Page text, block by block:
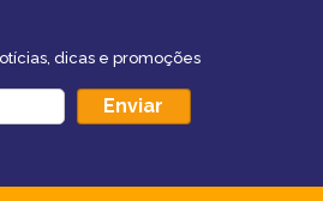
dicas e promoções